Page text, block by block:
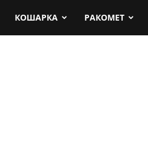
КОШАРКА РАКОМЕТ